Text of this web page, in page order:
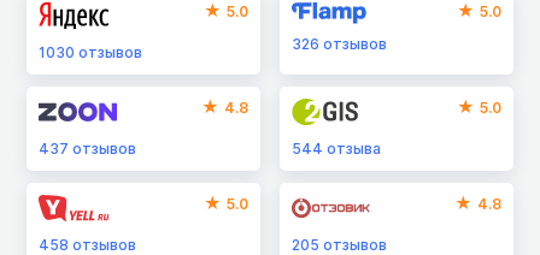
5.0
1030 отзывов
5.0
326отзывов
4.8
437 отзывов
5.0
544отзыва
5.0
458 отзывов
4.8
205отзывов